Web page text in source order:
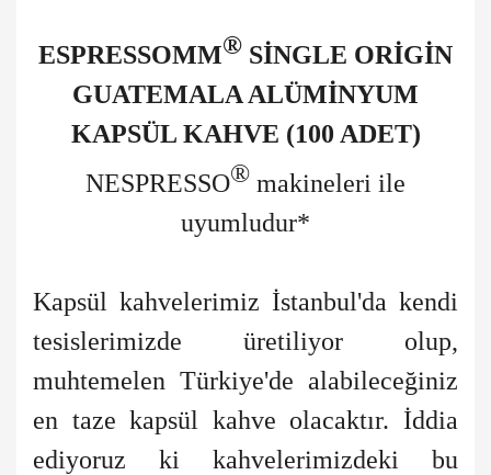
ESPRESSOMM® SİNGLE ORİGİN
GUATEMALA ALÜMİNYUM
KAPSÜL KAHVE (100 ADET)
NESPRESSO® makineleri ile
uyumludur*
Kapsül kahvelerimiz İstanbul'da kendi
tesislerimizde üretiliyor olup,
muhtemelen Türkiye'de alabileceğiniz
en taze kapsül kahve olacaktır. İddia
ediyoruz ki kahvelerimizdeki bu